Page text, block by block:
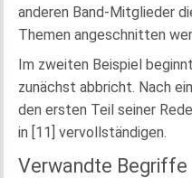
anderen Band-Mitglieder
Themen angeschnitten
Im zweiten Beispiel
zunächst abbricht. Nach
den ersten Teil seiner
in [11] vervollständigen.
Verwandte Begriffe